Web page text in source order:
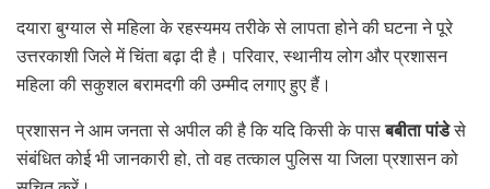
दयारा बुग्याल से महिला के रहस्यमय तरीके से लापता होने की घटना ने पूरे
उत्तरकाशी जिले में चिंता बढ़ा दी है। परिवार, स्थानीय लोग और प्रशासन
महिला की सकुशल बरामदगी की उम्मीद लगाए हुए हैं।
प्रशासन ने आम जनता से अपील की है कि यदि किसी के पासबबीता पांडेसे
संबंधित कोई भी जानकारी हो, तो वह तत्काल पुलिस या जिला प्रशासन को